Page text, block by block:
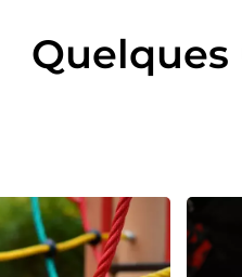
Quelques